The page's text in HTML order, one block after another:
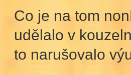
Co je na tom
udělalo v
to narušovalo